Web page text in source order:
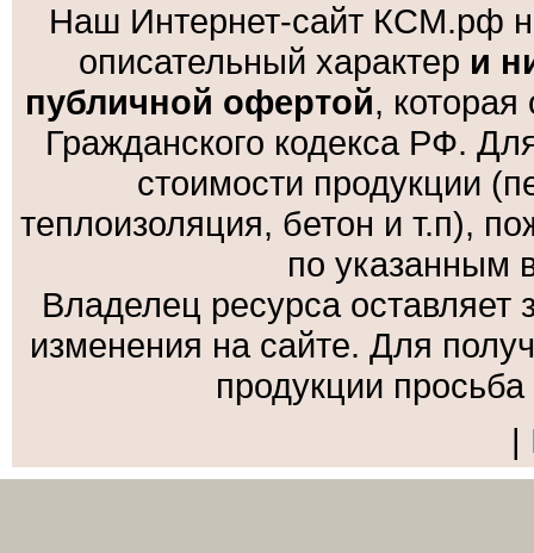
Наш Интернет-сайт КСМ.рф
описательный характер и
публичной офертой,
Гражданского кодекса РФ.
стоимости продукции
теплоизоляция, бетон и т.п),
по указанным
Владелец ресурса
изменения на сайте. Для
продукции
|